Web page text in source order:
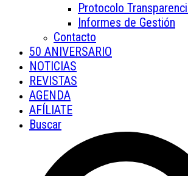
Protocolo
Informes de Gestión
Contacto
50 ANIVERSARIO
NOTICIAS
REVISTAS
AGENDA
AFÍLIATE
Buscar